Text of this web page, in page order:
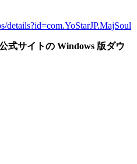
details?id=com.YoStarJP.MajSoul
式サイトの Windows 版ダウ